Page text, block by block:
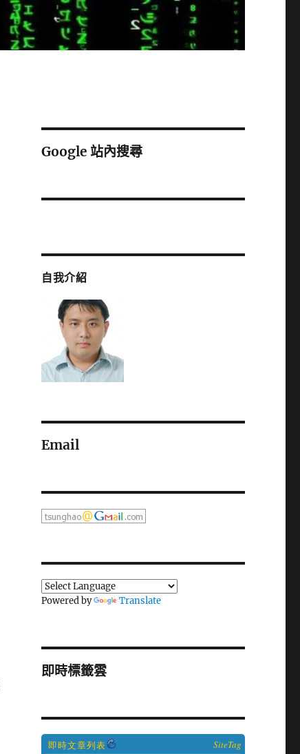
Google 站內搜尋
自我介紹
Email
Powered by Translate
即時標籤雲
SiteTag